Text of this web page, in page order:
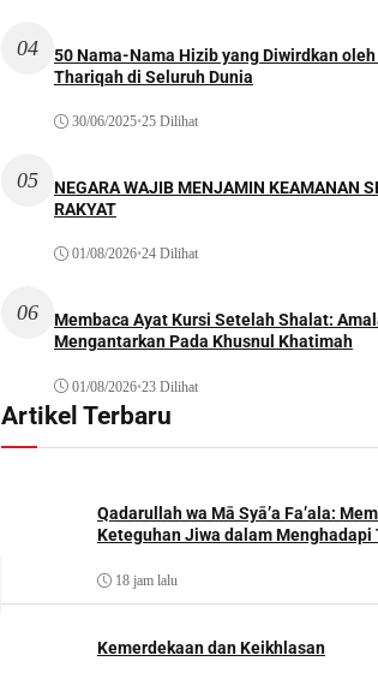
04
50 Nama-Nama Hizib yang Diwirdkan
Thariqah di Seluruh Dunia
30/06/2025•25 Dilihat
05
NEGARA WAJIB MENJAMIN KEAMANAN
RAKYAT
01/08/2026•24 Dilihat
06
Membaca Ayat Kursi Setelah Shalat:
Mengantarkan Pada Khusnul Khatimah
01/08/2026•23 Dilihat
Artikel Terbaru
Qadarullah wa Mā Syā’a Fa’ala:
Keteguhan Jiwa dalam Menghadapi
18 jam lalu
Kemerdekaan dan Keikhlasan